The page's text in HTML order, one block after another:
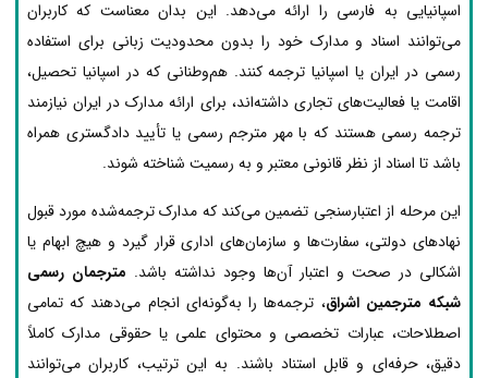
اسپانیایی به فارسی را ارائه می‌دهد. این بدان معناست که کاربران
می‌توانند اسناد و مدارک خود را بدون محدودیت زبانی برای استفاده
رسمی در ایران یا اسپانیا ترجمه کنند. هم‌وطنانی که در اسپانیا تحصیل،
اقامت یا فعالیت‌های تجاری داشته‌اند، برای ارائه مدارک در ایران نیازمند
ترجمه رسمی هستند که با مهر مترجم رسمی یا تأیید دادگستری همراه
باشد تا اسناد از نظر قانونی معتبر و به رسمیت شناخته شوند.
این مرحله از اعتبارسنجی تضمین می‌کند که مدارک ترجمه‌شده مورد قبول
نهادهای دولتی، سفارت‌ها و سازمان‌های اداری قرار گیرد و هیچ ابهام یا
اشکالی در صحت و اعتبار آن‌ها وجود نداشته باشد. مترجمان رسمی
شبکه مترجمین اشراق، ترجمه‌ها را به‌گونه‌ای انجام می‌دهند که تمامی
اصطلاحات، عبارات تخصصی و محتوای علمی یا حقوقی مدارک کاملاً
دقیق، حرفه‌ای و قابل استناد باشند. به این ترتیب، کاربران می‌توانند